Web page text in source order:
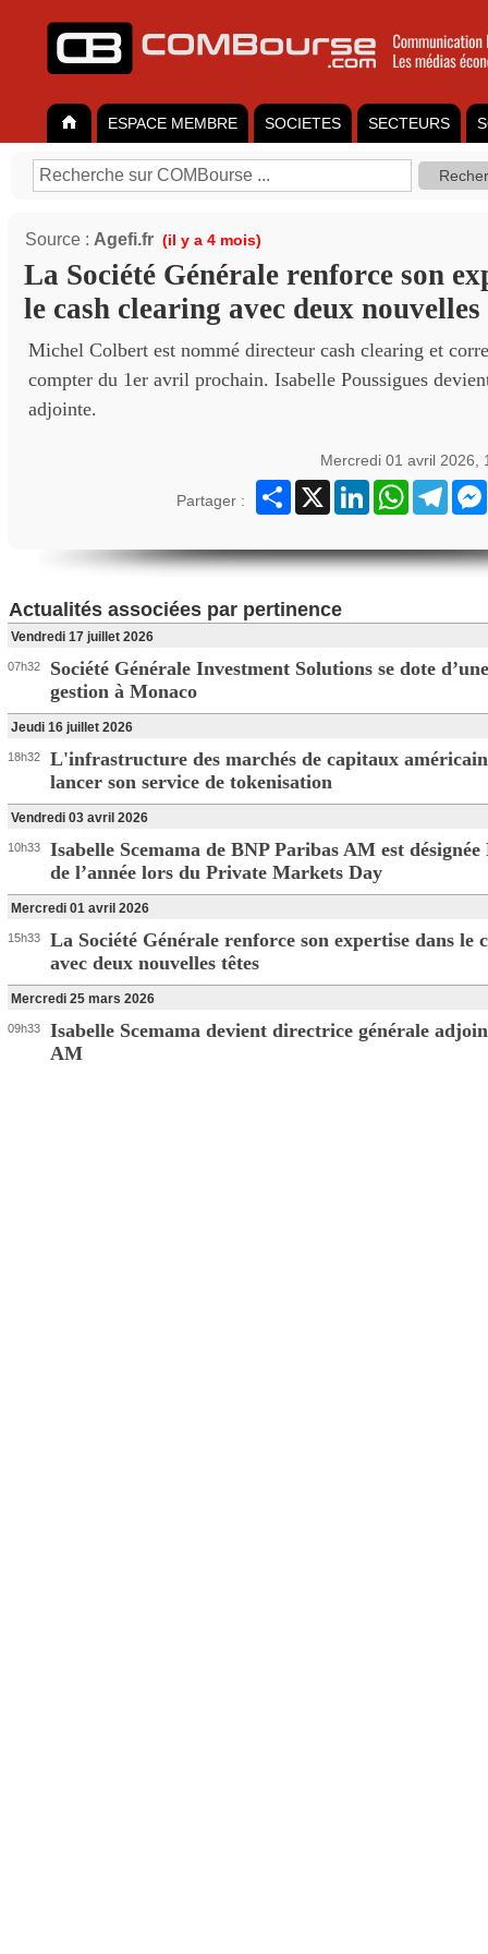
ESPACE MEMBRE SOCIETES SECTEURS
Source : Agefi.fr (il y a 4 mois)
La Société Générale renforce son
le cash clearing avec deux nouvelles
Michel Colbert est nommé directeur cash clearing et
compter du 1er avril prochain. Isabelle Poussigues
adjointe.
Mercredi 01 avril 2026,
Partager :
Partager
X LinkedInWhatsApp
Actualités associées par pertinence
Vendredi 17 juillet 2026
07h32
Société Générale Investment Solutions se dote
gestion à Monaco
Jeudi 16 juillet 2026
18h32
L'infrastructure des marchés de capitaux
lancer son service de tokenisation
Vendredi 03 avril 2026
10h33
Isabelle Scemama de BNP Paribas AM est
de l’année lors du Private Markets Day
Mercredi 01 avril 2026
15h33
La Société Générale renforce son expertise dans le
avec deux nouvelles têtes
Mercredi 25 mars 2026
09h33
Isabelle Scemama devient directrice générale
AM